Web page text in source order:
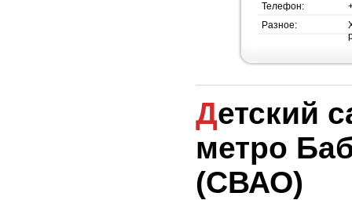
Телефон:
Разное:
Детский сад №1344,
метро
(СВАО)